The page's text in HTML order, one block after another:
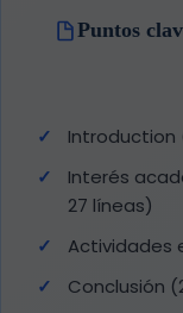
Puntos
Introduction
Interés
27 líneas)
Actividades
Conclusión